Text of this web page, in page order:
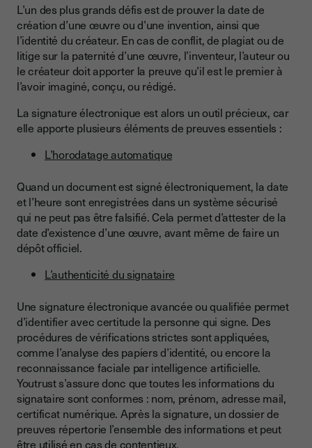
L’un des plus grands défis est de prouver la date de
création d’une œuvre ou d’une invention, ainsi que
l’identité du créateur. En cas de conflit, de plagiat ou de
litige sur la paternité d’une œuvre, l’inventeur, l’auteur ou
le créateur doit apporter la preuve qu’il est le premier à
l’avoir imaginé, conçu, ou rédigé.
La signature électronique est alors un outil précieux, car
elle apporte plusieurs éléments de preuves essentiels :
L’horodatage automatique
Quand un document est signé électroniquement, la date
et l’heure sont enregistrées dans un système sécurisé
qui ne peut pas être falsifié. Cela permet d’attester de la
date d’existence d’une œuvre, avant même de faire un
dépôt officiel.
L’authenticité du signataire
Une signature électronique avancée ou qualifiée permet
d’identifier avec certitude la personne qui signe. Des
procédures de vérifications strictes sont appliquées,
comme l’analyse des papiers d’identité, ou encore la
reconnaissance faciale par intelligence artificielle.
Youtrust s’assure donc que toutes les informations du
signataire sont conformes : nom, prénom, adresse mail,
certificat numérique. Après la signature, un dossier de
preuves répertorie l’ensemble des informations et peut
être utilisé en cas de contentieux.